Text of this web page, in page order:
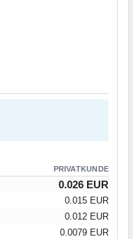
PRIVATKUNDE
0.026 EUR
0.015 EUR
0.012 EUR
0.0079 EUR